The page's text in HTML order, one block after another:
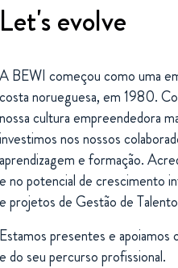
Let's evolve
A BEWI começou como uma
costa norueguesa, em 1980.
nossa cultura empreendedora
investimos nos nossos
aprendizagem e formação.
e no potencial de crescimento
e projetos de Gestão de
Estamos presentes e apoiamos
e do seu percurso profissional.